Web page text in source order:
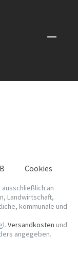
Cookies
an
Landwirtschaft,
kommunale und
Versandkosten und
angegeben.